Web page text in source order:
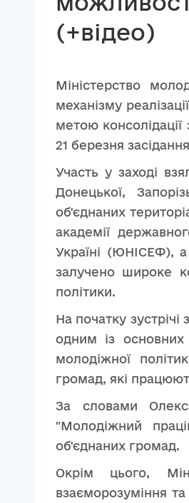
(+відео)
Міністерство
механізму
метою
21 березня
Участь у заході
Донецької,
об'єднаних
академії
Україні (ЮНІСЕФ), а
залучено широке
політики.
На початку
одним із основних
молодіжної
громад, які
За словами
"Молодіжний
об'єднаних громад.
Окрім цього,
взаєморозуміння